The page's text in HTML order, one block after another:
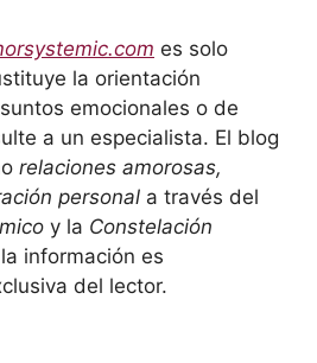
es solo
la orientación
emocionales o de
a un especialista. El blog
relaciones amorosas,
personal a través del
y la Constelación
información es
del lector.